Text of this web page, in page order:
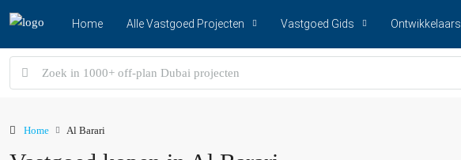
Home Alle Vastgoed Projecten Vastgoed Gids Ontwikkelaars
Home Al Barari